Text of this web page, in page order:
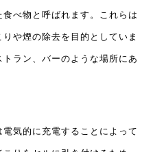
べ物と呼ばれます。これらは
や煙の除去を目的としていま
ラン、バーのような場所にあ
気的に充電することによって